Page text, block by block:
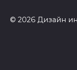
© 2026 Дизайн